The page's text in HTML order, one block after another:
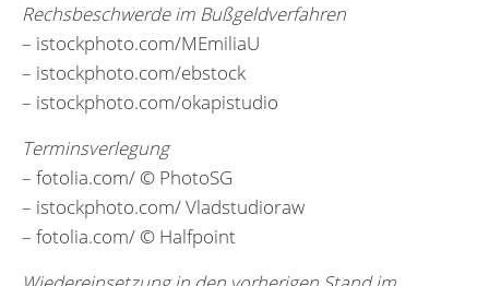
Rechsbeschwerde im Bußgeldverfahren
– istockphoto.com/MEmiliaU
– istockphoto.com/ebstock
– istockphoto.com/okapistudio
Terminsverlegung
– fotolia.com/ © PhotoSG
– istockphoto.com/ Vladstudioraw
– fotolia.com/ © Halfpoint